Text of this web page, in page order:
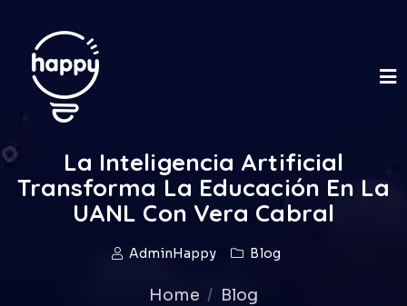
La Inteligencia Artificial
Transforma La Educación En La
UANL Con Vera Cabral
AdminHappy Blog
Home Blog